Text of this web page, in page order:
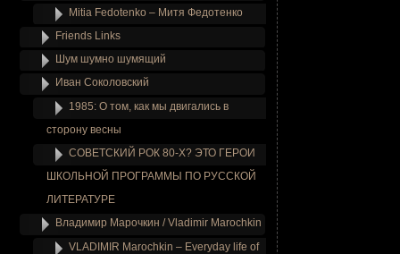
Mitia Fedotenko – Митя Федотенко
Friends Links
Шум шумно шумящий
Иван Соколовский
1985: О том, как мы двигались в
сторону весны
СОВЕТСКИЙ РОК 80-Х? ЭТО ГЕРОИ
ШКОЛЬНОЙ ПРОГРАММЫ ПО РУССКОЙ
ЛИТЕРАТУРЕ
Владимир Марочкин / Vladimir Marochkin
VLADIMIR Marochkin – Everyday life of